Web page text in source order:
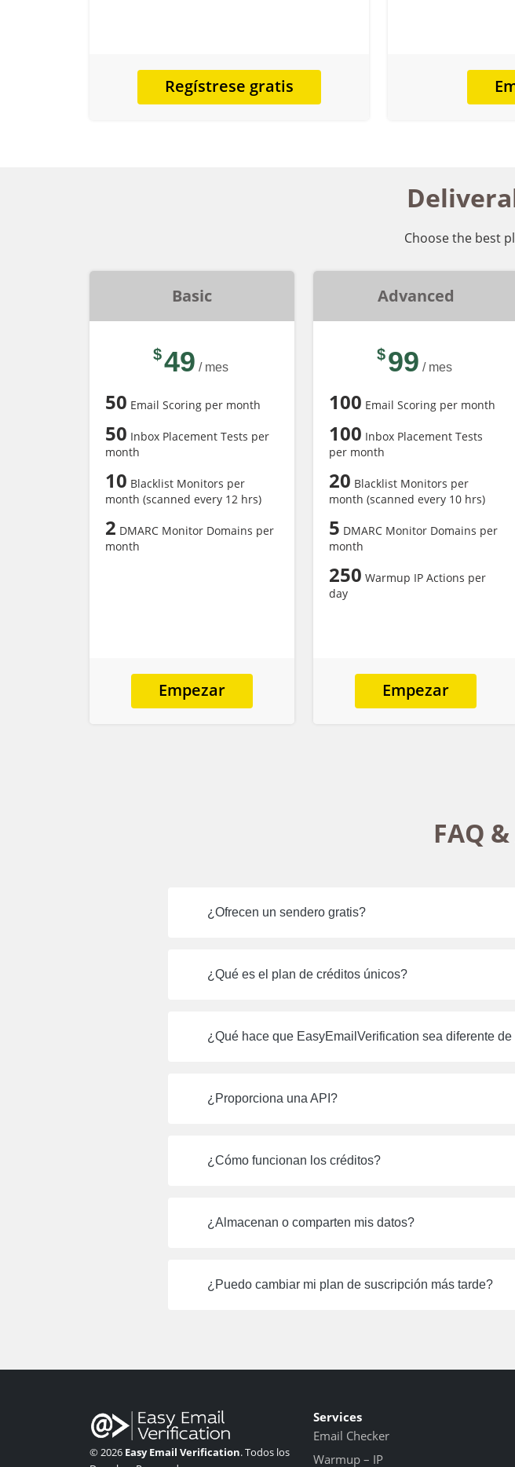
Regístrese gratis
Choose the best
Basic
$49 / mes
50 Email Scoring per month
50 Inbox Placement Tests per
month
10 Blacklist Monitors per
month (scanned every 12 hrs)
2 DMARC Monitor Domains per
month
Empezar
Advanced
$99 / mes
100 Email Scoring per month
100 Inbox Placement Tests
per month
20 Blacklist Monitors per
month (scanned every 10 hrs)
5 DMARC Monitor Domains per
month
250 Warmup IP Actions per
day
Empezar
FAQ
¿Ofrecen un sendero gratis?
¿Qué es el plan de créditos únicos?
¿Qué hace que EasyEmailVerification sea diferente
¿Proporciona una API?
¿Cómo funcionan los créditos?
¿Almacenan o comparten mis datos?
¿Puedo cambiar mi plan de suscripción más tarde?
© 2026 Easy Email Verification. Todos los
Services
Email Checker
Warmup – IP